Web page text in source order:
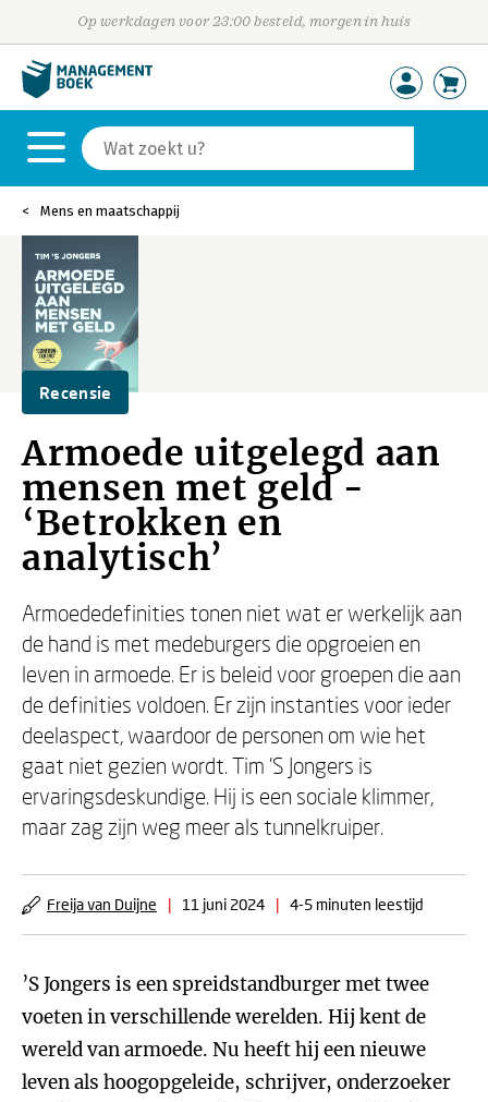
Op werkdagen voor 23:00 besteld, morgen in huis
Mens en maatschappij
Recensie
Armoede uitgelegd aan
mensen met geld -
‘Betrokken en
analytisch’
Armoededefinities tonen niet wat er werkelijk aan
de hand is met medeburgers die opgroeien en
leven in armoede. Er is beleid voor groepen die aan
de definities voldoen. Er zijn instanties voor ieder
deelaspect, waardoor de personen om wie het
gaat niet gezien wordt. Tim ’S Jongers is
ervaringsdeskundige. Hij is een sociale klimmer,
maar zag zijn weg meer als tunnelkruiper.
Freija van Duijne | 11 juni 2024 | 4-5 minuten leestijd
’S Jongers is een spreidstandburger met twee
voeten in verschillende werelden. Hij kent de
wereld van armoede. Nu heeft hij een nieuwe
leven als hoogopgeleide, schrijver, onderzoeker